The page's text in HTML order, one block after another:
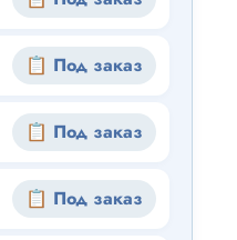
📋 Под заказ
📋 Под заказ
📋 Под заказ